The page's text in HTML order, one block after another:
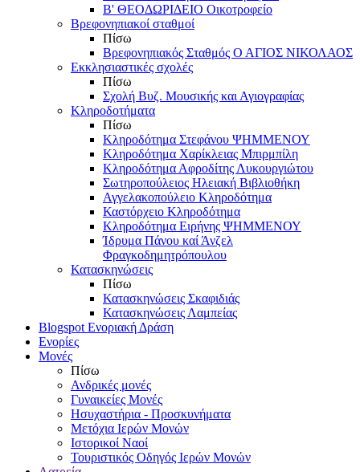
Β' ΘΕΟΔΩΡΙΔΕΙΟ Οικοτροφείο
Βρεφονηπιακοί σταθμοί
Πίσω
Βρεφονηπιακός Σταθμός Ο ΑΓΙΟΣ ΝΙΚΟΛΑΟΣ
Εκκλησιαστικές σχολές
Πίσω
Σχολή Βυζ. Μουσικής και Αγιογραφίας
Κληροδοτήματα
Πίσω
Κληροδότημα Στεφάνου ΨΗΜΜΕΝΟΥ
Κληροδότημα Χαρίκλειας Μπιρμπίλη
Κληροδότημα Αφροδίτης Λυκουργιώτου
Σωτηροπούλειος Ηλειακή Βιβλιοθήκη
Αγγελακοπούλειο Κληροδότημα
Καστόρχειο Κληροδότημα
Κληροδότημα Ειρήνης ΨΗΜΜΕΝΟΥ
Ίδρυμα Πάνου καί Άνζελ
Φραγκοδημητρόπουλου
Κατασκηνώσεις
Πίσω
Κατασκηνώσεις Σκαφιδιάς
Κατασκηνώσεις Λαμπείας
Blogspot Ενοριακή Δράση
Ενορίες
Μονές
Πίσω
Ανδρικές μονές
Γυναικείες Μονές
Ησυχαστήρια - Προσκυνήματα
Μετόχια Ιερών Μονών
Ιστορικοί Ναοί
Τουριστικός Οδηγός Ιερών Μονών